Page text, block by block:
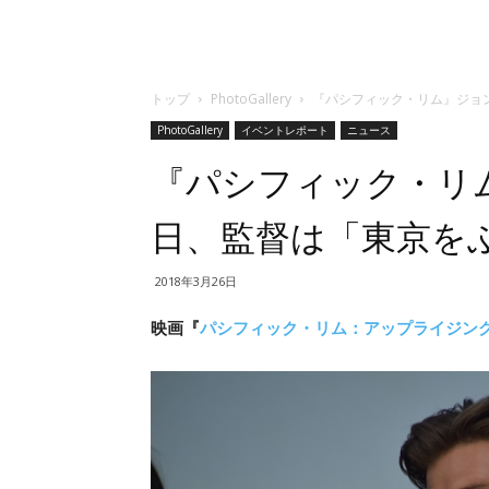
トップ PhotoGallery 『パシフィック・リム』ジ
PhotoGallery イベントレポート ニュース
『パシフィック・
日、監督は「東京を
2018年3月26日
映画『パシフィック・リム：アップライジン